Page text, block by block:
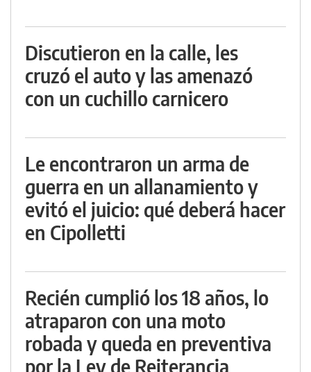
Discutieron en la calle, les
cruzó el auto y las amenazó
con un cuchillo carnicero
Le encontraron un arma de
guerra en un allanamiento y
evitó el juicio: qué deberá hacer
en Cipolletti
Recién cumplió los 18 años, lo
atraparon con una moto
robada y queda en preventiva
por la Ley de Reiterancia